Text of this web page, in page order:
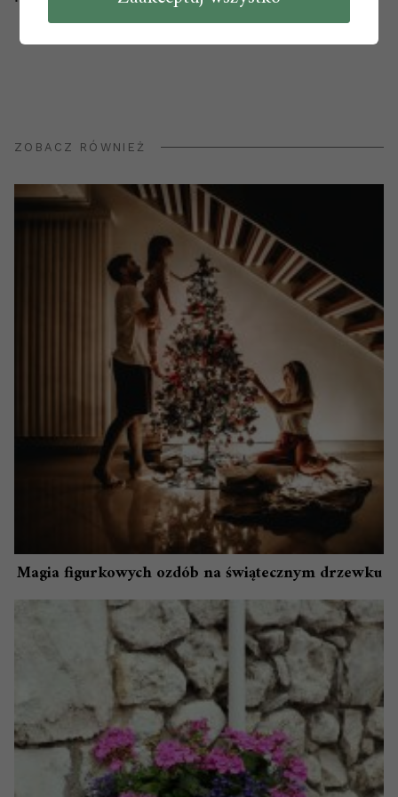
ZOBACZ RÓWNIEŻ
Magia figurkowych ozdób na świątecznym drzewku